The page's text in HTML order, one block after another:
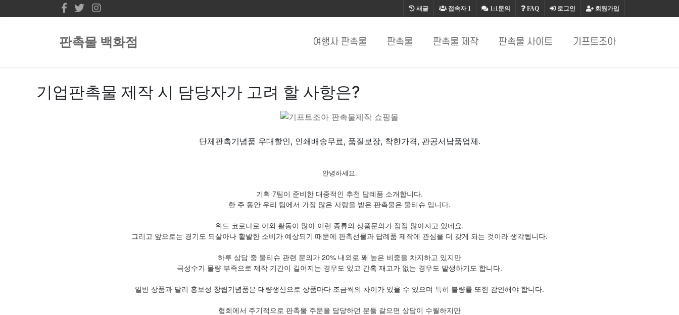
회원가입
로그인
FAQ
1:1문의
접속자1
새글
판촉물 백화점 여행사 판촉물 판촉물 판촉물 제작 판촉물 사이트 기프트조아
기업판촉물 제작 시 담당자가 고려 할 사항은?
단체판촉기념품 우대할인, 인쇄배송무료, 품질보장, 착한가격, 관공서납품업체.
안녕하세요.
기획 7팀이 준비한 대중적인 추천 답례품 소개합니다.
한 주 동안 우리 팀에서 가장 많은 사랑을 받은 판촉물은 물티슈 입니다.
위드 코로나로 야외 활동이 많아 이런 종류의 상품문의가 점점 많아지고 있네요.
그리고 앞으로는 경기도 되살아나 활발한 소비가 예상되기 때문에 판촉선물과 답례품 제작에 관심을 더 갖게 되는 것이라 생각됩니다.
하루 상담 중 물티슈 관련 문의가 20% 내외로 꽤 높은 비중을 차지하고 있지만
극성수기 물량 부족으로 제작 기간이 길어지는 경우도 있고 간혹 재고가 없는 경우도 발생하기도 합니다.
일반 상품과 달리 홍보성 창립기념품은 대량생산으로 상품마다 조금씩의 차이가 있을 수 있으며 특히 불량률 또한 감안해야 합니다.
협회에서 주기적으로 판촉물 주문을 담당하던 분들 같으면 상담이 수월하지만